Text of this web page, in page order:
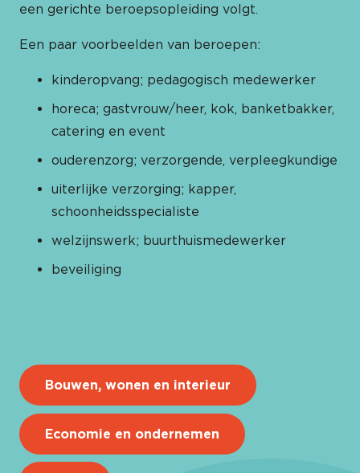
een gerichte beroepsopleiding volgt.
Een paar voorbeelden van beroepen:
kinderopvang; pedagogisch medewerker
horeca; gastvrouw/heer, kok, banketbakker,
catering en event
ouderenzorg; verzorgende, verpleegkundige
uiterlijke verzorging; kapper,
schoonheidsspecialiste
welzijnswerk; buurthuismedewerker
beveiliging
Bouwen, wonen en interieur
Economie en ondernemen